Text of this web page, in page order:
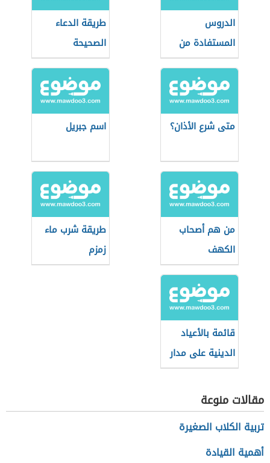
الدروس
المستفادة من
صلح الحديبية
طريقة الدعاء
الصحيحة
متى شرع الأذان؟ اسم جبريل
من هم أصحاب
الكهف
طريقة شرب ماء
زمزم
قائمة بالأعياد
الدينية على مدار
العام
مقالات منوعة
تربية الكلاب الصغيرة
أهمية القيادة